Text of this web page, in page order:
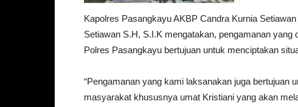
Kapolres Pasangkayu AKBP Candra Kurnia
Setiawan S.H, S.I.K mengatakan, pengamanan
Polres Pasangkayu bertujuan untuk menciptakan
“Pengamanan yang kami laksanakan juga bertujuan
masyarakat khususnya umat Kristiani yang akan